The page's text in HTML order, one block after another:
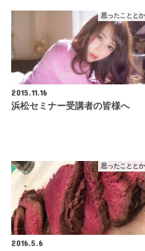
思ったこととか
2015.11.16
浜松セミナー受講者の皆様へ
思ったこととか
2016.5.6